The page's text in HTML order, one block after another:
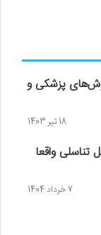
پزشکی و
18 تیر 1403
تناسلی واقعا
7 خرداد 1404